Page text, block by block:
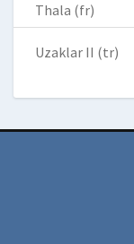
Thala (fr)
Uzaklar II (tr)